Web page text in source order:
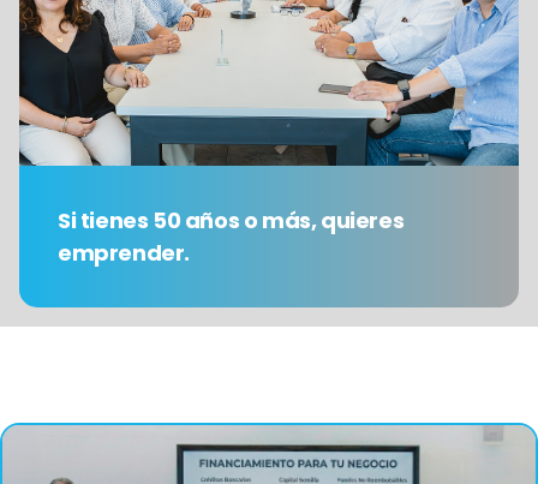
Si tienes 50 años o más, quieres
emprender.